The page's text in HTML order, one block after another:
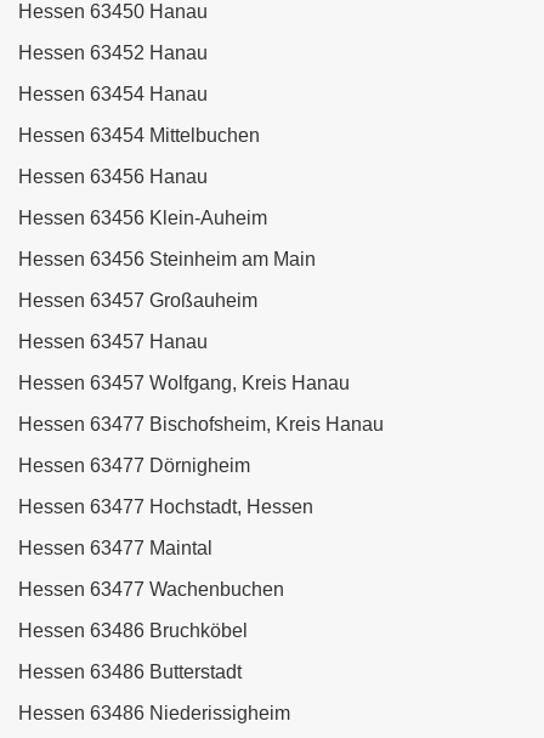
Hessen 63450 Hanau
Hessen 63452 Hanau
Hessen 63454 Hanau
Hessen 63454 Mittelbuchen
Hessen 63456 Hanau
Hessen 63456 Klein-Auheim
Hessen 63456 Steinheim am Main
Hessen 63457 Großauheim
Hessen 63457 Hanau
Hessen 63457 Wolfgang, Kreis Hanau
Hessen 63477 Bischofsheim, Kreis Hanau
Hessen 63477 Dörnigheim
Hessen 63477 Hochstadt, Hessen
Hessen 63477 Maintal
Hessen 63477 Wachenbuchen
Hessen 63486 Bruchköbel
Hessen 63486 Butterstadt
Hessen 63486 Niederissigheim